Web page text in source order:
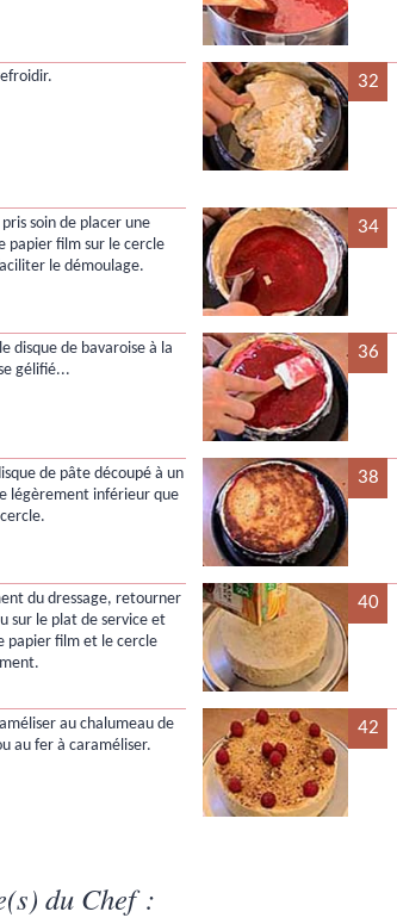
32
soin de placer une
papier film sur le cercle
le démoulage.
34
disque de bavaroise à la
gélifié...
36
de pâte découpé à un
légèrement inférieur que
38
du dressage, retourner
sur le plat de service et
papier film et le cercle
40
au chalumeau de
au fer à caraméliser.
42
du Chef :